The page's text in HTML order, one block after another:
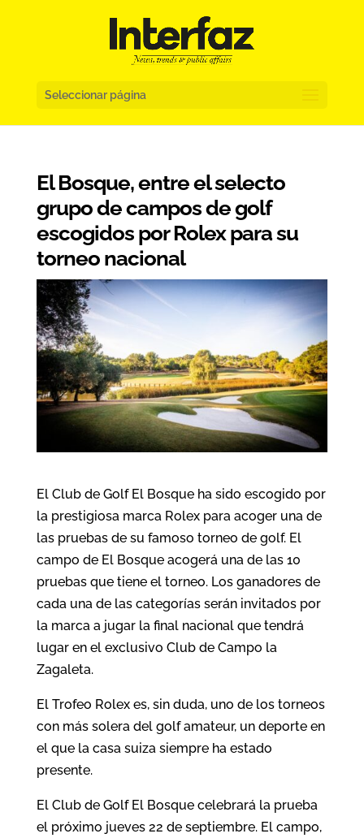
Seleccionar página
El Bosque, entre el selecto
grupo de campos de golf
escogidos por Rolex para su
torneo nacional
El Club de Golf El Bosque ha sido escogido por
la prestigiosa marca Rolex para acoger una de
las pruebas de su famoso torneo de golf. El
campo de El Bosque acogerá una de las 10
pruebas que tiene el torneo. Los ganadores de
cada una de las categorías serán invitados por
la marca a jugar la final nacional que tendrá
lugar en el exclusivo Club de Campo la
Zagaleta.
El Trofeo Rolex es, sin duda, uno de los torneos
con más solera del golf amateur, un deporte en
el que la casa suiza siempre ha estado
presente.
El Club de Golf El Bosque celebrará la prueba
el próximo jueves 22 de septiembre. El campo,